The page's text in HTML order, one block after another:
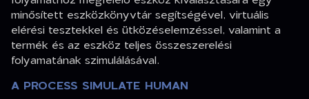
minősített eszközkönyvtár segítségével, virtuális
elérési tesztekkel és ütközéselemzéssel, valamint a
termék és az eszköz teljes összeszerelési
folyamatának szimulálásával.
A PROCESS SIMULATE HUMAN